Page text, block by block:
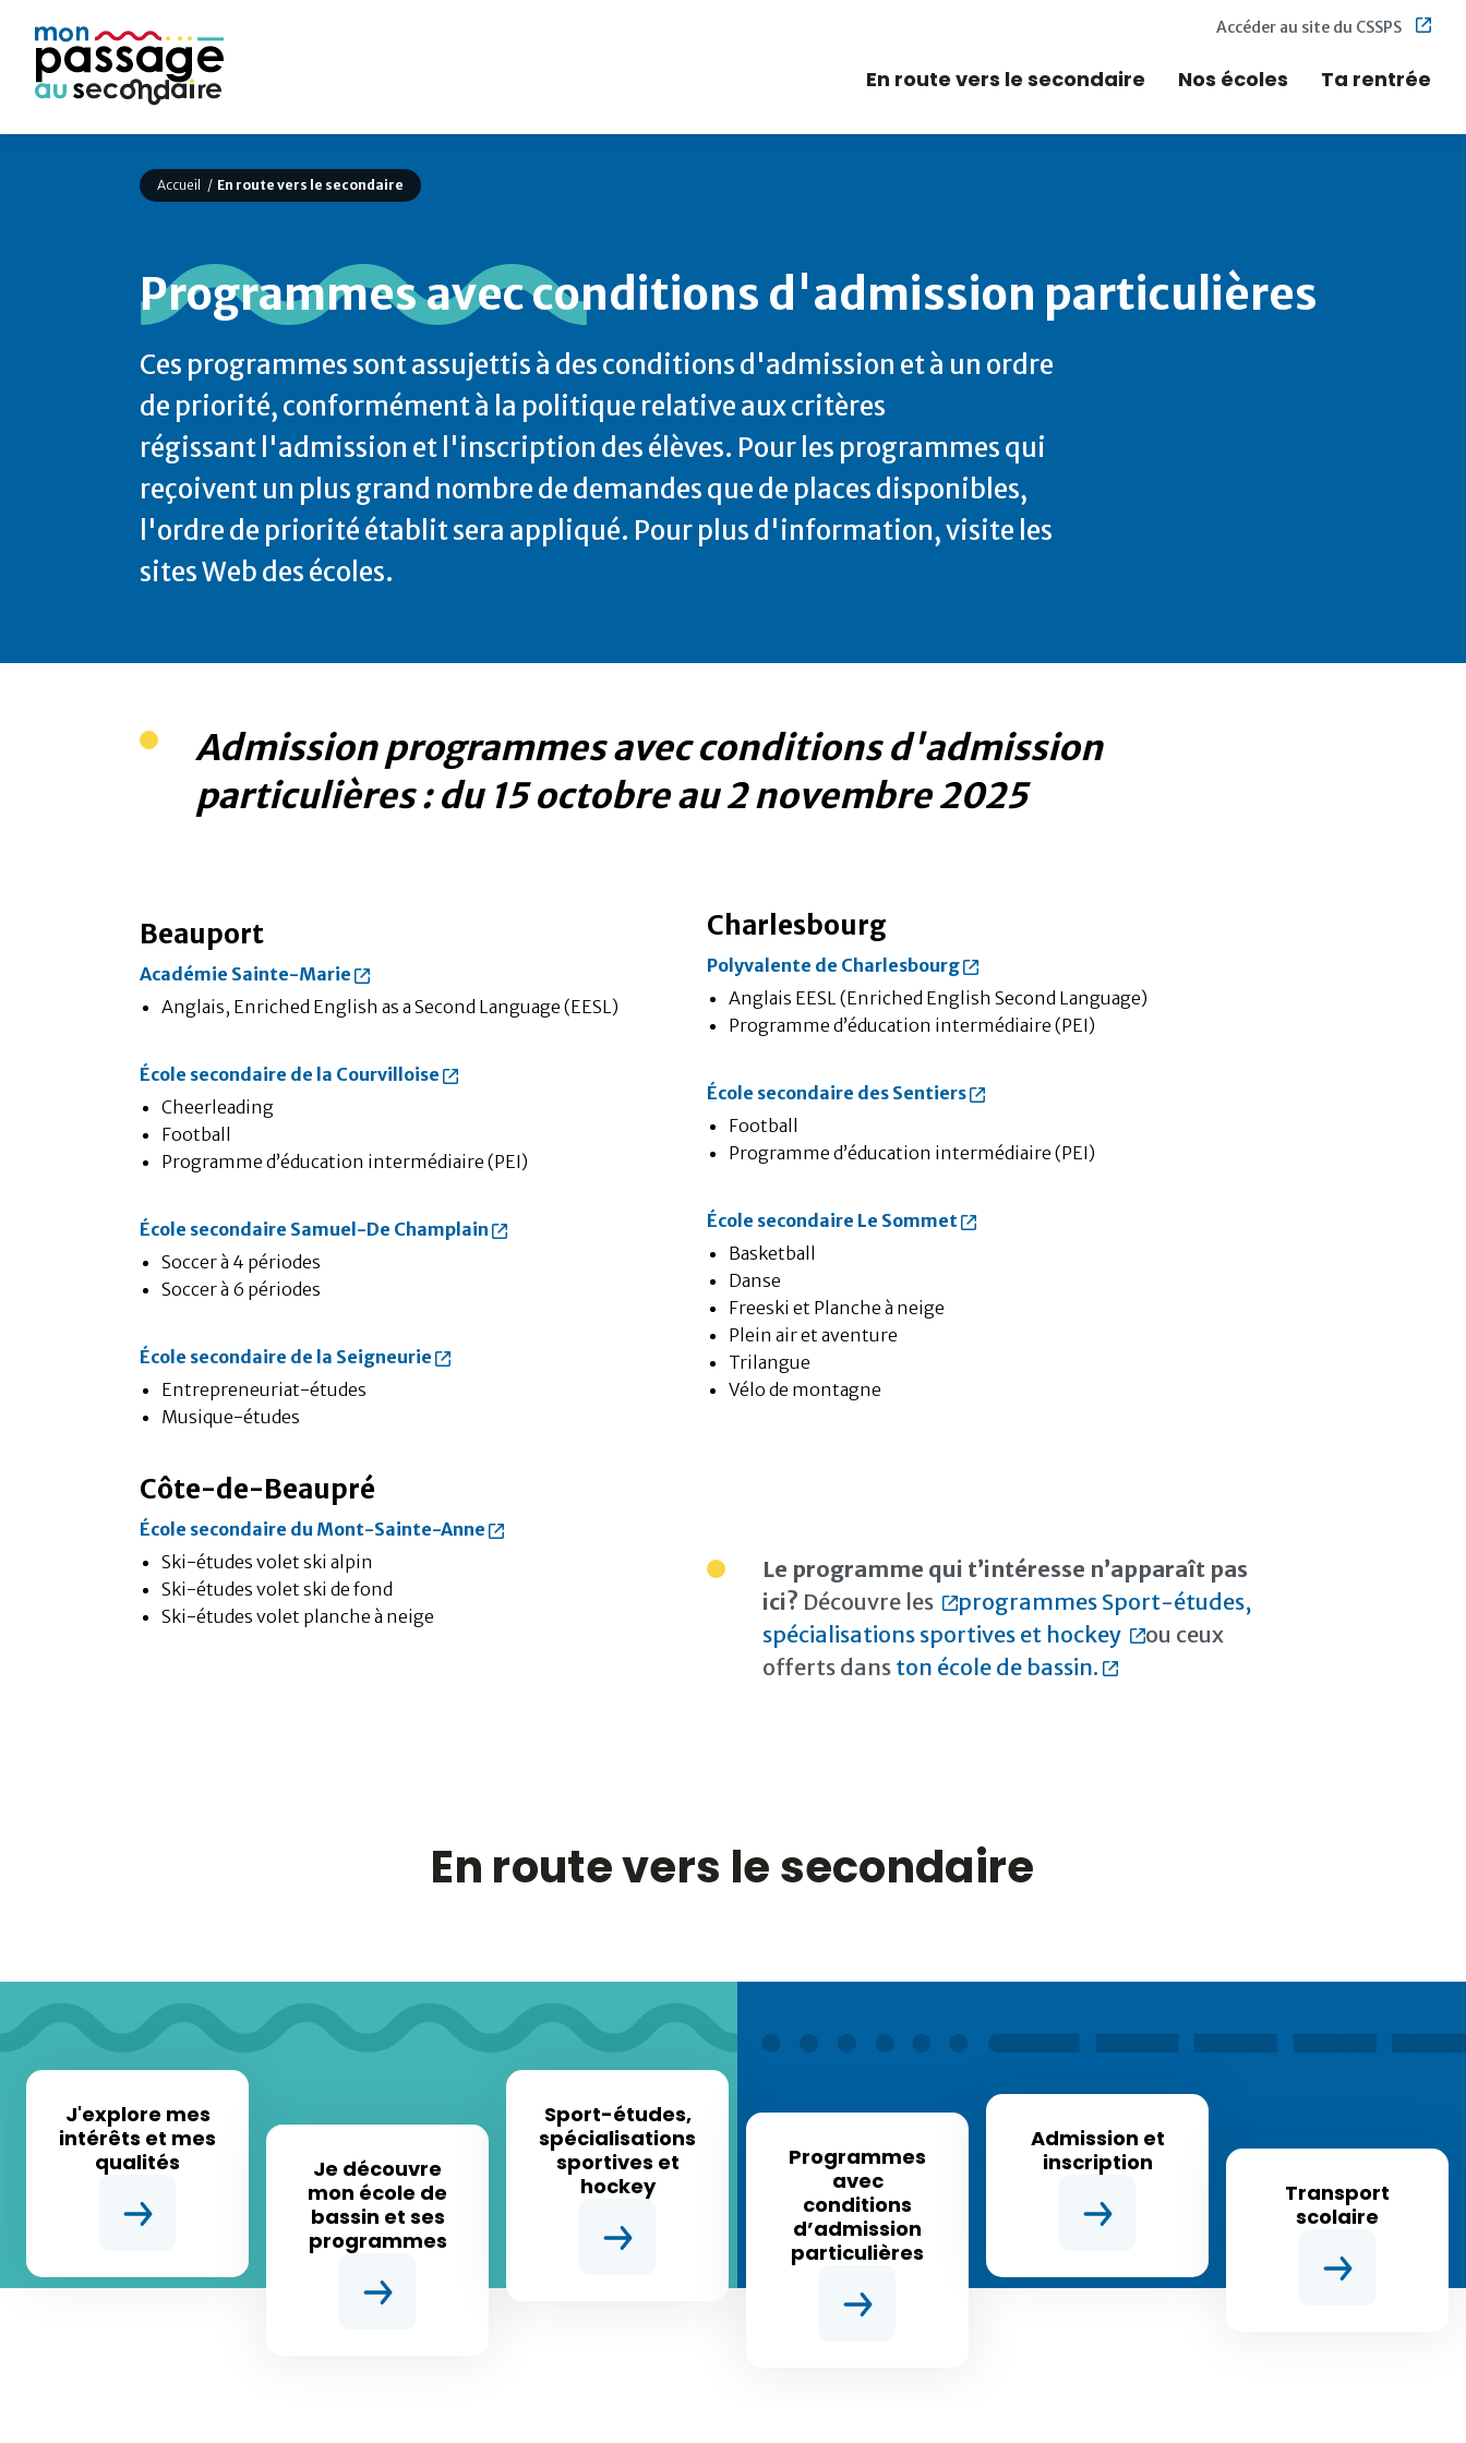
contenu
Accéder au site du CSSPS
En route vers le secondaire Nos écoles Ta rentrée
Accueil En route vers le secondaire
Programmes avec conditions d'admission particulières
Ces programmes sontassujettis à des conditions d'admission et à un ordre
de priorité,conformément à la politique relative aux critères
régissant l'admission et l'inscription des élèves. Pour les programmes qui
reçoivent un plus grand nombre de demandes que de places disponibles,
l'ordre de priorité établit sera appliqué. Pour plus d'information, visite les
sites Web des écoles.
Admission programmesavec conditions d'admission
particulières : du 15 octobre au 2 novembre 2025
Beauport
Académie Sainte-Marie
Anglais, Enriched English as a Second Language (EESL)
École secondaire de la Courvilloise
Cheerleading
Football
Programme d’éducation intermédiaire (PEI)
École secondaire Samuel-De Champlain
Soccer à 4 périodes
Soccer à 6 périodes
École secondaire de la Seigneurie
Entrepreneuriat-études
Musique-études
Côte-de-Beaupré
École secondaire du Mont-Sainte-Anne
Ski-études volet ski alpin
Ski-études volet ski de fond
Ski-études volet planche à neige
Charlesbourg
Polyvalente de Charlesbourg
Anglais EESL (Enriched English Second Language)
Programme d’éducation intermédiaire (PEI)
École secondaire des Sentiers
Football
Programme d’éducation intermédiaire (PEI)
École secondaire Le Sommet
Basketball
Danse
Freeski et Planche à neige
Plein air et aventure
Trilangue
Vélo de montagne
Le programme qui t’intéresse n’apparaît pas
ici? Découvre les
programmes Sport-études,
spécialisations sportives et hockey
ou ceux
offerts dans ton école de bassin.
En route vers le secondaire
J'explore mes
intérêts et mes
qualités
Je découvre
mon école de
bassin et ses
programmes
Sport-études,
spécialisations
sportives et
hockey
Programmes
avec
conditions
d’admission
particulières
Admission et
inscription
Transport
scolaire